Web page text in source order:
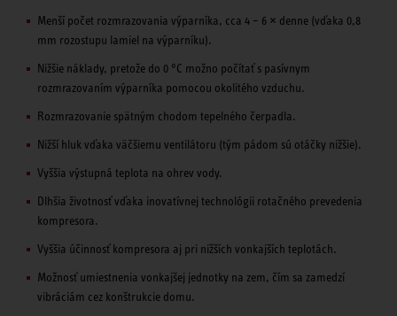
Menší počet rozmrazovania výparníka, cca 4 – 6 × denne (vďaka 0,8
mm rozostupu lamiel na výparníku).
Nižšie náklady, pretože do 0 °C možno počítať s pasívnym
rozmrazovaním výparníka pomocou okolitého vzduchu.
Rozmrazovanie spätným chodom tepelného čerpadla.
Nižší hluk vďaka väčšiemu ventilátoru (tým pádom sú otáčky nižšie).
Vyššia výstupná teplota na ohrev vody.
Dlhšia životnosť vďaka inovatívnej technológii rotačného prevedenia
kompresora.
Vyššia účinnosť kompresora aj pri nižších vonkajších teplotách.
Možnosť umiestnenia vonkajšej jednotky na zem, čím sa zamedzí
vibráciám cez konštrukcie domu.